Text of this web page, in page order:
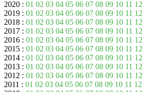
2020 : 01 02 03 04 05 06 07 08 09 10 11 12
2019 : 01 02 03 04 05 06 07 08 09 10 11 12
2018 : 01 02 03 04 05 06 07 08 09 10 11 12
2017 : 01 02 03 04 05 06 07 08 09 10 11 12
2016 : 01 02 03 04 05 06 07 08 09 10 11 12
2015 : 01 02 03 04 05 06 07 08 09 10 11 12
2014 : 01 02 03 04 05 06 07 08 09 10 11 12
2013 : 01 02 03 04 05 06 07 08 09 10 11 12
2012 : 01 02 03 04 05 06 07 08 09 10 11 12
2011 : 01 02 03 04 05 06 07 08 09 10 11 12